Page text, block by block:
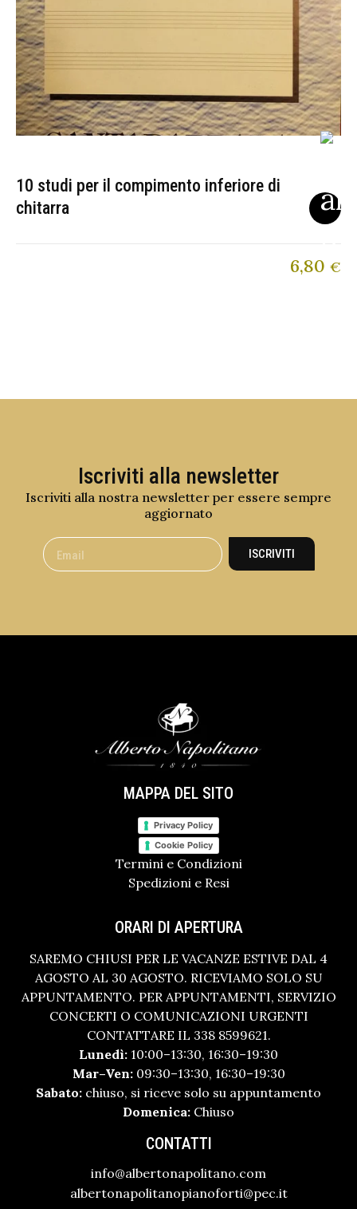
10 studi per il compimento inferiore di
chitarra
6,80 €
Iscriviti alla newsletter
Iscriviti alla nostra newsletter per essere sempre
aggiornato
ISCRIVITI
MAPPA DEL SITO
Privacy Policy
Cookie Policy
Termini e Condizioni
Spedizioni e Resi
ORARI DI APERTURA
SAREMO CHIUSI PER LE VACANZE ESTIVE DAL 4
AGOSTO AL 30 AGOSTO. RICEVIAMO SOLO SU
APPUNTAMENTO. PER APPUNTAMENTI, SERVIZIO
CONCERTI O COMUNICAZIONI URGENTI
CONTATTARE IL 338 8599621.
Lunedì: 10:00–13:30, 16:30–19:30
Mar–Ven:09:30–13:30, 16:30–19:30
Sabato: chiuso, si riceve solo su appuntamento
Domenica: Chiuso
CONTATTI
info@albertonapolitano.com
albertonapolitanopianoforti@pec.it